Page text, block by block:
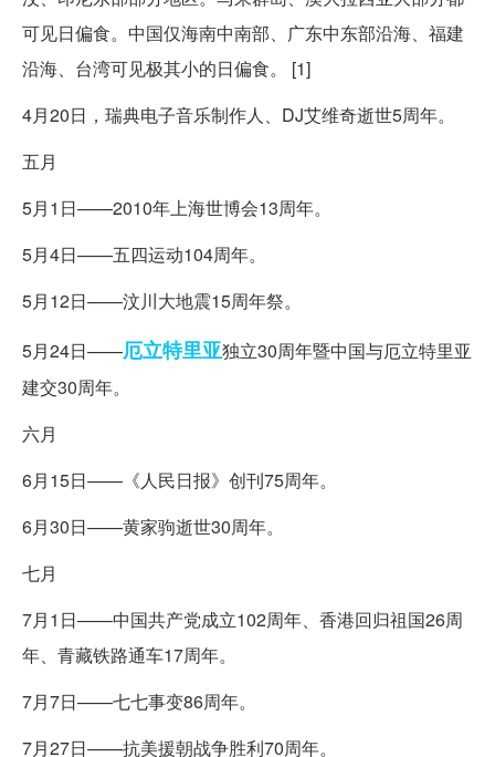
可见日偏食。中国仅海南中南部、广东中东部沿海、福建
沿海、台湾可见极其小的日偏食。 [1]
4月20日，瑞典电子音乐制作人、DJ艾维奇逝世5周年。
五月
5月1日——2010年上海世博会13周年。
5月4日——五四运动104周年。
5月12日——汶川大地震15周年祭。
5月24日——厄立特里亚独立30周年暨中国与厄立特里亚
建交30周年。
六月
6月15日——《人民日报》创刊75周年。
6月30日——黄家驹逝世30周年。
七月
7月1日——中国共产党成立102周年、香港回归祖国26周
年、青藏铁路通车17周年。
7月7日——七七事变86周年。
7月27日——抗美援朝战争胜利70周年。